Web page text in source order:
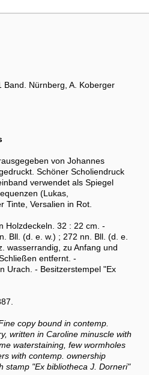
Nürnberg, A. Koberger
von Johannes
Schöner Scholiendruck
verwendet als Spiegel
(Lukas,
Tinte, Versalien in Rot.
Holzdeckeln. 32 : 22 cm. -
Bll. (d. e. w.) ; 272 nn. Bll. (d. e.
wasserrandig, zu Anfang und
entfernt. -
Urach. - Besitzerstempel "Ex
copy bound in contemp.
written in Caroline minuscle with
waterstaining, few wormholes
with contemp. ownership
stamp "Ex bibliotheca J. Dorneri"